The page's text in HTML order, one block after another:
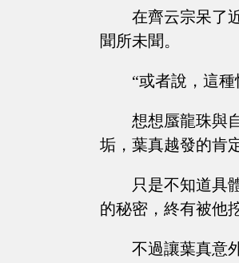
在齊云宗呆了
聞所未聞。
“或者說，這
想想蜃龍珠與
垢，葉真越發的肯
只是不知道具
的秘密，終有被他
不過讓葉真意